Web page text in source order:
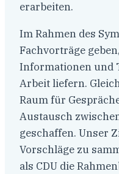
erarbeiten.
Im Rahmen des
Fachvorträge
Informationen und
Arbeit liefern.
Raum für
Austausch
geschaffen. Unser
Vorschläge zu
als CDU die